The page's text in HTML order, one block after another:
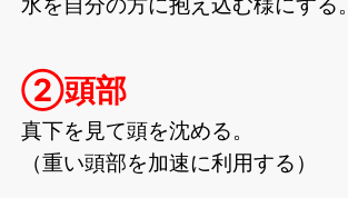
②頭部
真下を見て頭を沈める。
（重い頭部を加速に利用する）